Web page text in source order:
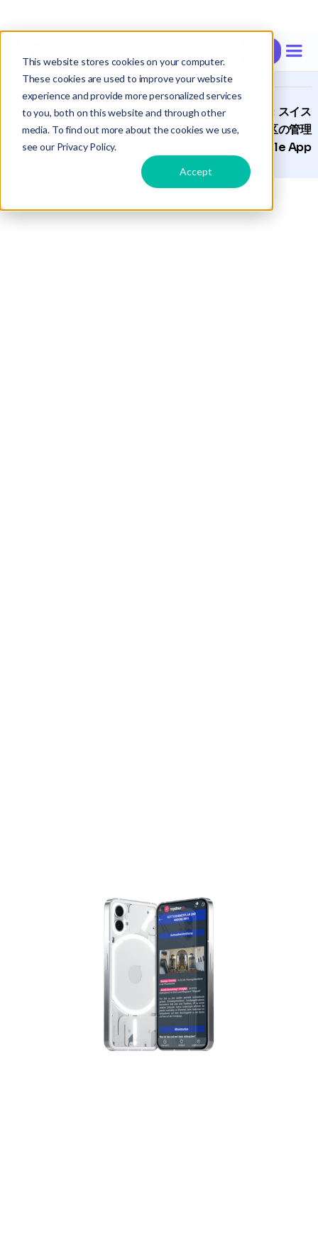
This website stores cookies on your computer.
These cookies are used to improve your website
experience and provide more personalized services
to you, both on this website and through other
media. To find out more about the cookies we use,
see our Privacy Policy.
Accept
ケーススタディ |MyChurch
国: スイス
業界: スイスの教区の管理
Mobile App